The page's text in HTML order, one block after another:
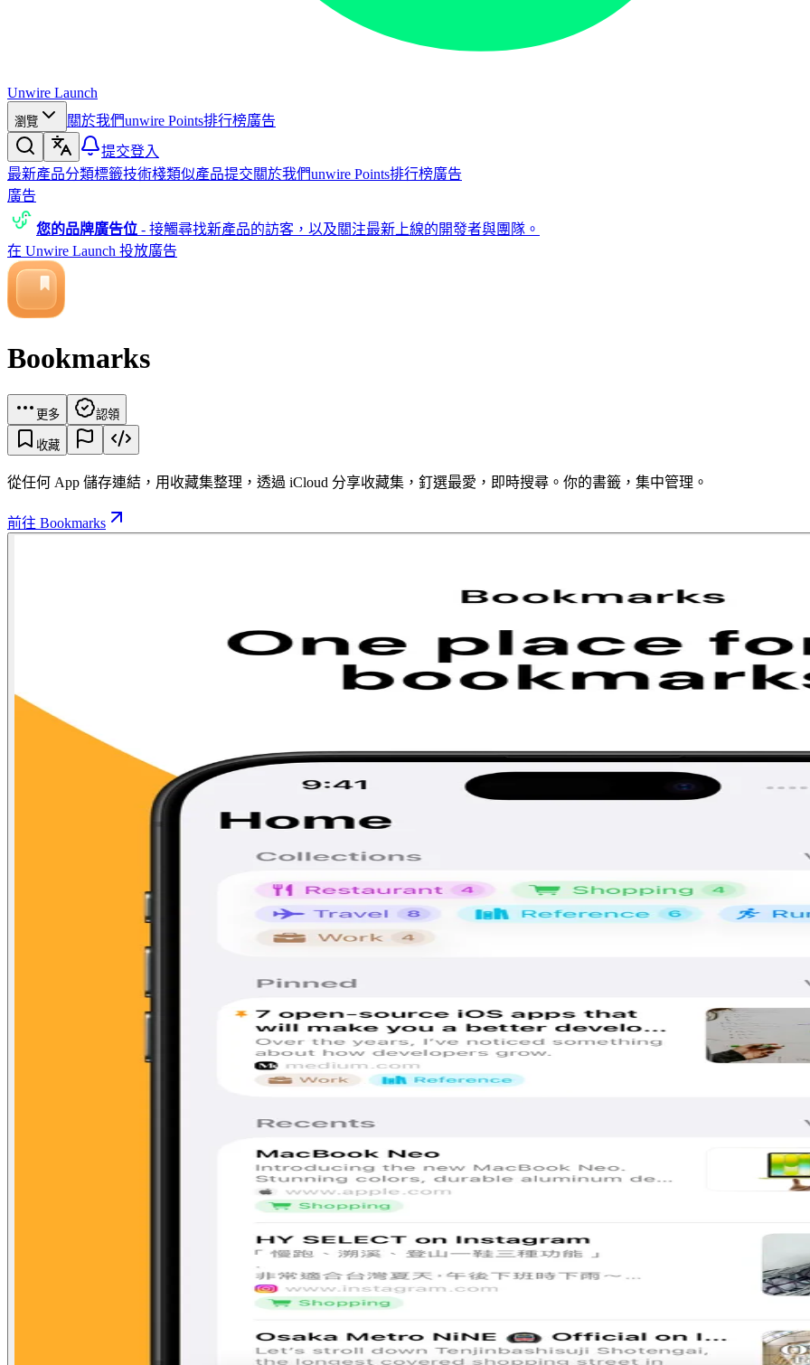
Unwire Launch
瀏覽 關於我們unwire Points排行榜廣告
提交登入
最新產品分類標籤技術棧類似產品提交關於我們unwire Points排行榜廣告
廣告
您的品牌廣告位 - 接觸尋找新產品的訪客，以及關注最新上線的開發者與團隊。
在 Unwire Launch 投放廣告
Bookmarks
更多 認領
收藏
從任何 App 儲存連結，用收藏集整理，透過 iCloud 分享收藏集，釘選最愛，即時搜尋。你的書籤，集中管理。
前往 Bookmarks